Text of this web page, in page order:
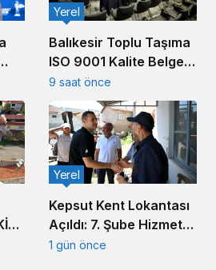
Balıkesir Toplu Taşıma
ISO 9001 Kalite Belgesi
Aldı
Yerel
9 saat önce
Kepsut Kent Lokantası
Açıldı: 7. Şube Hizmete
Girdi
Yerel
1 gün önce